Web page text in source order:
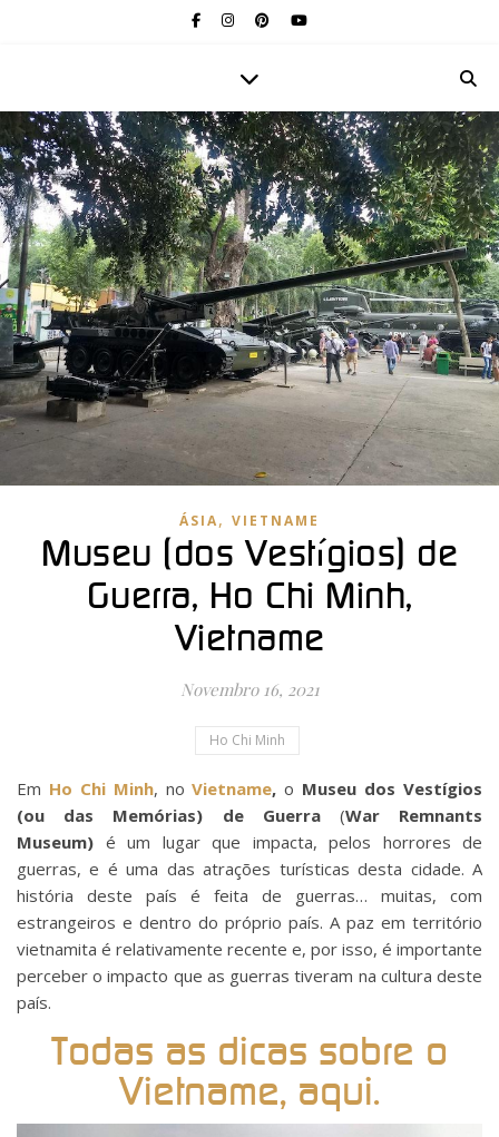
ÁSIA, VIETNAME
Museu (dos Vestígios) de
Guerra, Ho Chi Minh,
Vietname
Novembro 16, 2021
Ho Chi Minh
Em Ho Chi Minh, noVietname, o Museu dos Vestígios
(ou das Memórias) de Guerra(War Remnants
Museum) é um lugar que impacta, pelos horrores de
guerras, e é uma das atrações turísticas desta cidade. A
história deste país é feita de guerras… muitas, com
estrangeiros e dentro do próprio país. A paz em território
vietnamita é relativamente recente e, por isso, é importante
perceber o impacto que as guerras tiveram na cultura deste
país.
Todas as dicas sobre o
Vietname, aqui.